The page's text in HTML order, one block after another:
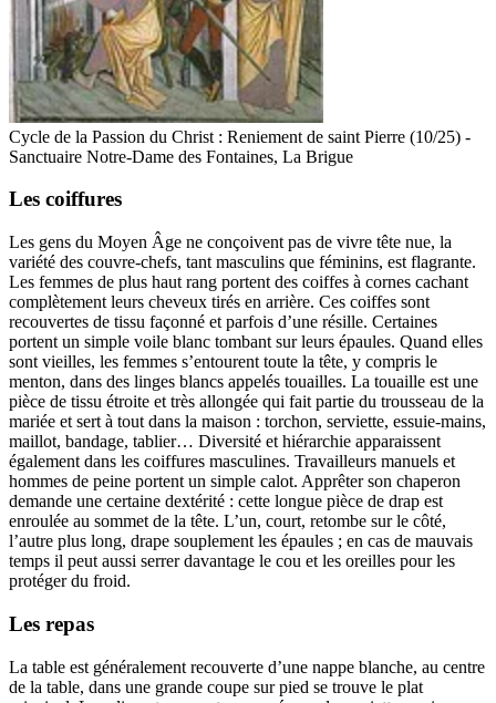
Cycle de la Passion du Christ : Reniement de saint Pierre (10/25) -
Sanctuaire Notre-Dame des Fontaines, La Brigue
Les coiffures
Les gens du Moyen Âge ne conçoivent pas de vivre tête nue, la
variété des couvre-chefs, tant masculins que féminins, est flagrante.
Les femmes de plus haut rang portent des coiffes à cornes cachant
complètement leurs cheveux tirés en arrière. Ces coiffes sont
recouvertes de tissu façonné et parfois d’une résille. Certaines
portent un simple voile blanc tombant sur leurs épaules. Quand elles
sont vieilles, les femmes s’entourent toute la tête, y compris le
menton, dans des linges blancs appelés touailles. La touaille est une
pièce de tissu étroite et très allongée qui fait partie du trousseau de la
mariée et sert à tout dans la maison : torchon, serviette, essuie-mains,
maillot, bandage, tablier… Diversité et hiérarchie apparaissent
également dans les coiffures masculines. Travailleurs manuels et
hommes de peine portent un simple calot. Apprêter son chaperon
demande une certaine dextérité : cette longue pièce de drap est
enroulée au sommet de la tête. L’un, court, retombe sur le côté,
l’autre plus long, drape souplement les épaules ; en cas de mauvais
temps il peut aussi serrer davantage le cou et les oreilles pour les
protéger du froid.
Les repas
La table est généralement recouverte d’une nappe blanche, au centre
de la table, dans une grande coupe sur pied se trouve le plat